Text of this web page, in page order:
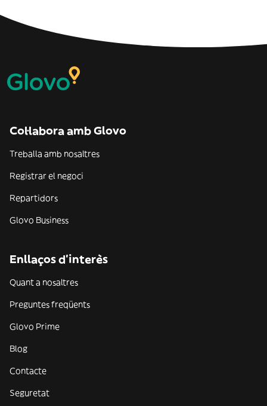
Col·labora amb Glovo
Treballa amb nosaltres
Registrar el negoci
Repartidors
Glovo Business
Enllaços d'interès
Quant a nosaltres
Preguntes freqüents
Glovo Prime
Blog
Contacte
Seguretat